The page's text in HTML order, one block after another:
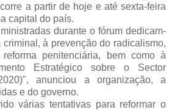
a partir de hoje e até sexta-feira
capital do país.
durante o fórum dedicam-
à prevenção do radicalismo,
penitenciária, bem como à
Estratégico sobre o Sector
anunciou a organização, a
e do governo.
várias tentativas para reformar o